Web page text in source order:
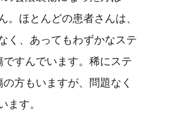
。ほとんどの患者さんは、
く、あってもわずかなステ
ですんでいます。稀にステ
方もいますが、問題なく
ます。